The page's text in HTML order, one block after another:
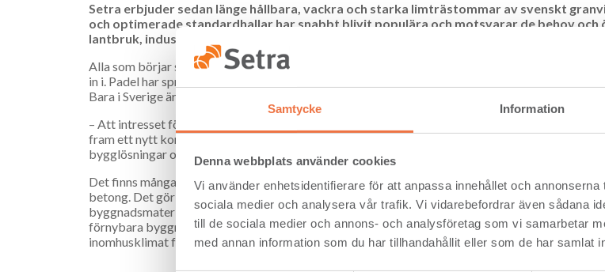
Samtycke Information
Denna webbplats använder cookies
Vi använder enhetsidentifierare för att anpassa innehållet och
sociala medier och analysera vår trafik. Vi vidarebefordrar även sådana
till de sociala medier och annons- och analysföretag som vi samarbetar
med annan information som du har tillhandahållit eller som de har samlat
Setra erbjuder sedan länge hållbara, vackra och starka limträstommar av svenskt
och optimerade standardhallar har snabbt blivit populära och motsvarar de behov och
lantbruk, industri, lager och logistik. Nu har vi även utvecklat ett nytt koncept för
Alla som börjar spela padel verkar fastna för den fartfyllda racketsporten som passar hela
in i. Padel har spridits globalt och under de senaste åren seglat upp som en av världens mest
Bara i Sverige är antalet padelbanor snart uppe i 1 000 stycken.
– Att intresset för padel är stort märks inte minst på alla de förfrågningar vi fått in på just
fram ett nytt koncept med hallar som omfattar banor både inom- och utomhus, säger Thomas
bygglösningar och komponenter.
Det finns många fördelar med att bygga i limträ. I förhållande till sin egen vikt är materialet
betong. Det gör att grundläggning, montage och transporter blir enklare och oftast kostar
byggnadsmaterial. Dessutom får fler och fler upp ögonen för klimatfördelarna med att bygga i
förnybara byggmaterialet. En padelhall med limträstomme innebär lägre klimatpåverkan och
inomhusklimat för spelarna.